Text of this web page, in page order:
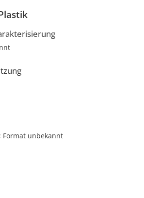
Format unbekannt